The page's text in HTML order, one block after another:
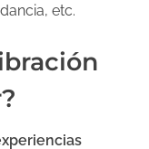
etc.